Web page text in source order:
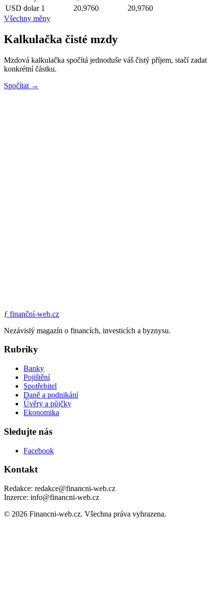
USD dolar 1 20,9760
20,9760
Všechny měny
Kalkulačka čisté mzdy
Mzdová kalkulačka spočítá jednoduše váš čistý příjem, stačí zadat
konkrétní částku.
Spočítat →
ƒ finanční-web.cz
Nezávislý magazín o financích, investicích a byznysu.
Rubriky
Banky
Pojištění
Spotřebitel
Daně a podnikání
Úvěry a půjčky
Ekonomika
Sledujte nás
Facebook
Kontakt
Redakce: redakce@financni-web.cz
Inzerce: info@financni-web.cz
© 2026 Financni-web.cz. Všechna práva vyhrazena.